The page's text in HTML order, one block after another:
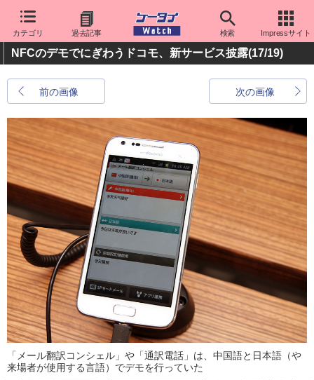
カテゴリ 過去記事 検索 Impressサイト
NFCのデモでにぎわうドコモ、新サービス披露(17/19)
前の画像 次の画像
「メール翻訳コンシェル」や「通訳電話」は、中国語と日本語（や
来場者が使用する言語）でデモを行っていた